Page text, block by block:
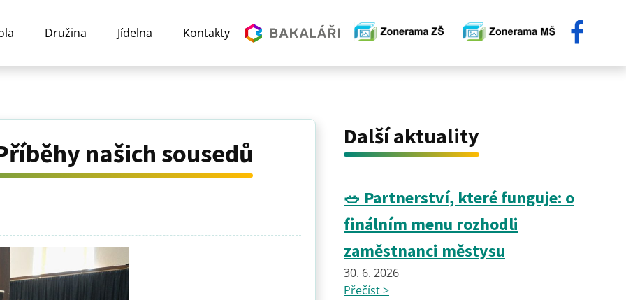
Družina Jídelna Kontakty
našich sousedů
Další aktuality
🥗 Partnerství, které funguje: o
finálním menu rozhodli
zaměstnanci městysu
30. 6. 2026
Přečíst >